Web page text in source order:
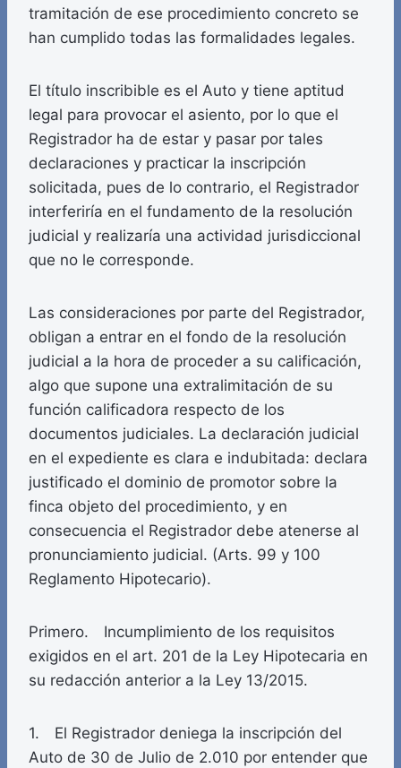
tramitación de ese procedimiento concreto se
han cumplido todas las formalidades legales.
El título inscribible es el Auto y tiene aptitud
legal para provocar el asiento, por lo que el
Registrador ha de estar y pasar por tales
declaraciones y practicar la inscripción
solicitada, pues de lo contrario, el Registrador
interferiría en el fundamento de la resolución
judicial y realizaría una actividad jurisdiccional
que no le corresponde.
Las consideraciones por parte del Registrador,
obligan a entrar en el fondo de la resolución
judicial a la hora de proceder a su calificación,
algo que supone una extralimitación de su
función calificadora respecto de los
documentos judiciales. La declaración judicial
en el expediente es clara e indubitada: declara
justificado el dominio de promotor sobre la
finca objeto del procedimiento, y en
consecuencia el Registrador debe atenerse al
pronunciamiento judicial. (Arts. 99 y 100
Reglamento Hipotecario).
Primero. Incumplimiento de los requisitos
exigidos en el art. 201 de la Ley Hipotecaria en
su redacción anterior a la Ley 13/2015.
1. El Registrador deniega la inscripción del
Auto de 30 de Julio de 2.010 por entender que